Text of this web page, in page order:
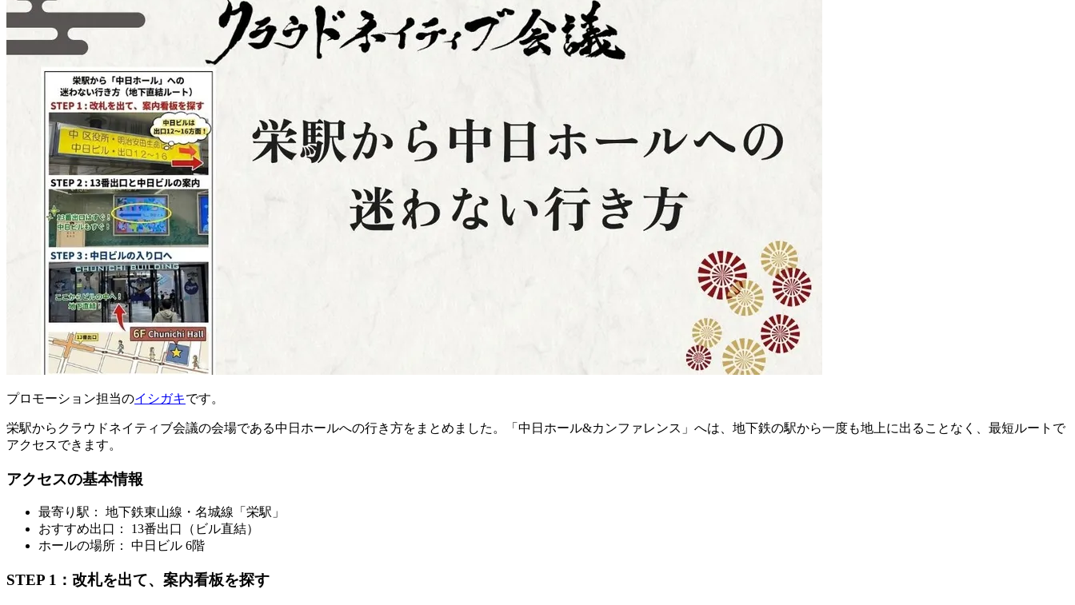
プロモーション担当のイシガキです。
栄駅からクラウドネイティブ会議の会場である中日ホールへの行き方をまとめました。「中日ホール&カンファレンス」へは、地下鉄の駅から一度も地上に出ることなく、最短ルートで
アクセスできます。
アクセスの基本情報
最寄り駅： 地下鉄東山線・名城線「栄駅」
おすすめ出口： 13番出口（ビル直結）
ホールの場所： 中日ビル 6階
STEP 1：改札を出て、案内看板を探す